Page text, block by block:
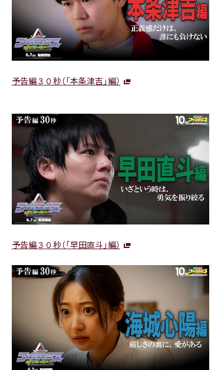
予告編３０秒（「本条津吉」編）
予告編３０秒（「早田直斗」編）